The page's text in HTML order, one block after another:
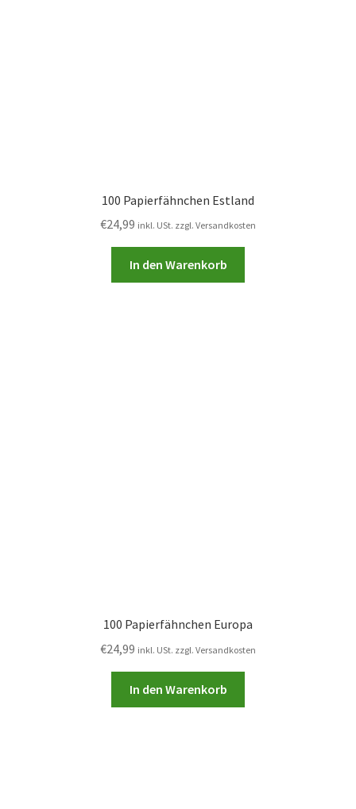
100 Papierfähnchen Estland
€24,99 inkl. USt. zzgl. Versandkosten
In den Warenkorb
100 Papierfähnchen Europa
€24,99 inkl. USt. zzgl. Versandkosten
In den Warenkorb